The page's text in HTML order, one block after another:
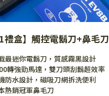
禮盒】觸控電鬍刀+鼻毛刀
最迷你電鬍刀，質感霧黑設計
轉強勁馬達，雙刀頭刮鬍超效率
防水設計，磁吸刀網拆洗便利
熱銷冠軍鼻毛刀